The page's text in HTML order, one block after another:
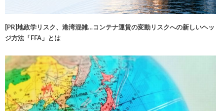
[PR]地政学リスク、港湾混雑…コンテナ運賃の変動リスクへの新しいヘッ
ジ方法「FFA」とは